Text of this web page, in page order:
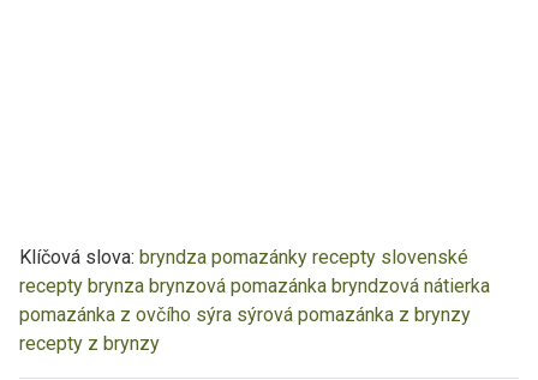
Klíčová slova: bryndza pomazánky recepty slovenské
recepty brynza brynzová pomazánka bryndzová nátierka
pomazánka z ovčího sýra sýrová pomazánka z brynzy
recepty z brynzy